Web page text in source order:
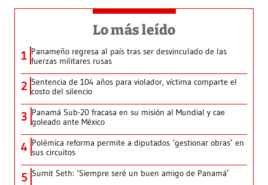
Lo más leído
1 Panameño regresa al país tras ser desvinculado de las
fuerzas militares rusas
2 Sentencia de 104 años para violador, víctima comparte el
costo del silencio
3 Panamá Sub-20 fracasa en su misión al Mundial y cae
goleado ante México
4 Polémica reforma permite a diputados ‘gestionar obras’ en
sus circuitos
5 Sumit Seth: ‘Siempre seré un buen amigo de Panamá’